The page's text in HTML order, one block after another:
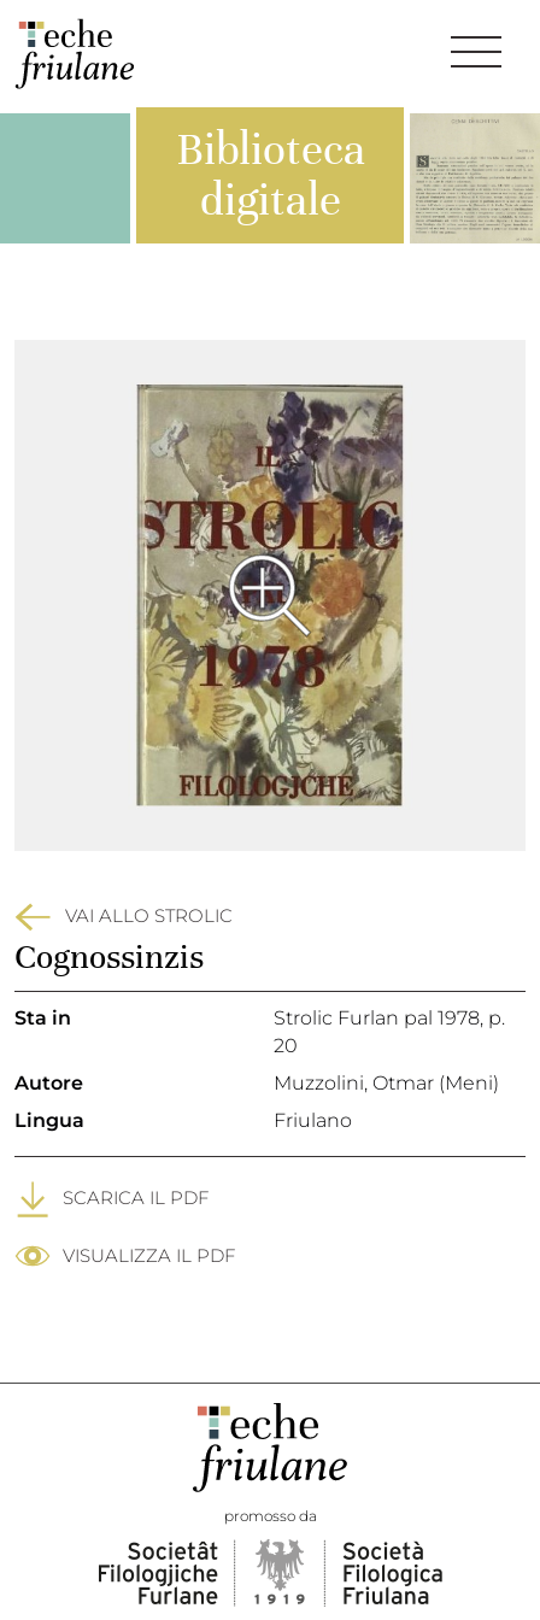
Biblioteca
digitale
VAI ALLO STROLIC
Cognossinzis
Sta in Strolic Furlan pal 1978, p.
20
Autore
Muzzolini, Otmar (Meni)
Lingua
Friulano
SCARICA IL PDF
VISUALIZZA IL PDF
promosso da